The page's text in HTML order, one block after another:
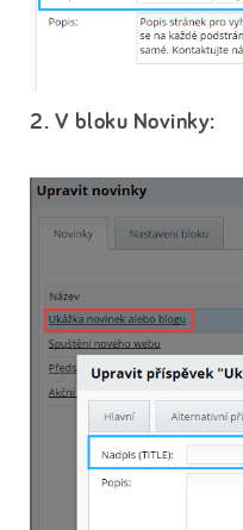
2. V bloku Novinky: